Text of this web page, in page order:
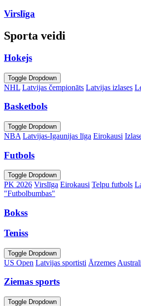
Virslīga
Sporta veidi
Hokejs
Toggle Dropdown
NHL Latvijas čempionāts Latvijas izlases
Basketbols
Toggle Dropdown
NBA Latvijas-Igaunijas līga Eirokausi
Futbols
Toggle Dropdown
PK 2026 Virslīga Eirokausi Telpu futbols
"Futbolbumbas"
Bokss
Teniss
Toggle Dropdown
US Open Latvijas sportisti Ārzemes
Ziemas sports
Toggle Dropdown